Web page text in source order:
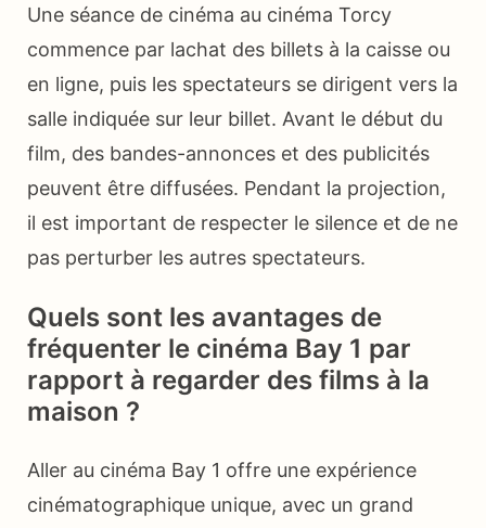
Une séance de cinéma au cinéma Torcy
commence par lachat des billets à la caisse ou
en ligne, puis les spectateurs se dirigent vers la
salle indiquée sur leur billet. Avant le début du
film, des bandes-annonces et des publicités
peuvent être diffusées. Pendant la projection,
il est important de respecter le silence et de ne
pas perturber les autres spectateurs.
Quels sont les avantages de
fréquenter le cinéma Bay 1 par
rapport à regarder des films à la
maison ?
Aller au cinéma Bay 1 offre une expérience
cinématographique unique, avec un grand